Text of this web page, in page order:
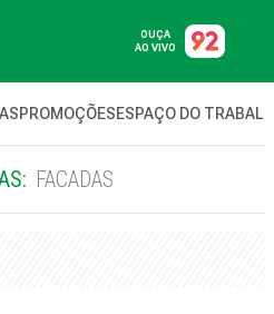
OUÇA
AO VIVO
PROMOÇÕESESPAÇO DO
FACADAS